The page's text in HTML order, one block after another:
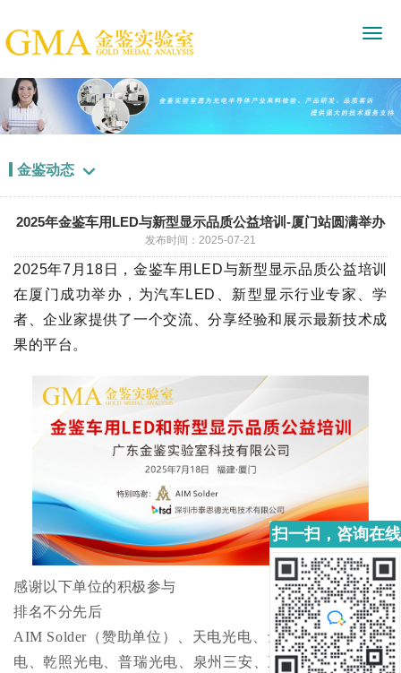
金鉴动态 
2025年金鉴车用LED与新型显示品质公益培训-厦门站圆满举办
发布时间：2025-07-21
2025年7月18日，金鉴车用LED与新型显示品质公益培训
在厦门成功举办，为汽车LED、新型显示行业专家、学
者、企业家提供了一个交流、分享经验和展示最新技术成
果的平台。
感谢以下单位的积极参与
排名不分先后
AIM Solder（赞助单位）、天电光电、士兰明镓、晶宇光
电、乾照光电、普瑞光电、泉州三安、三安光电、广埸科
扫一扫，咨询在线
客服